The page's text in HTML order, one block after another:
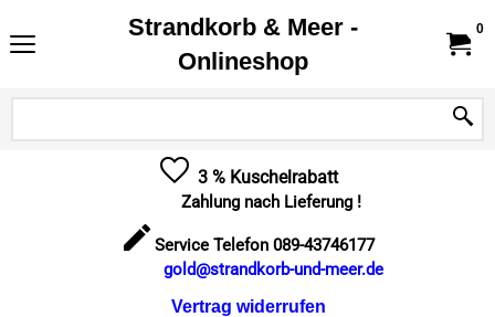
Strandkorb & Meer -
Onlineshop
0
3 % Kuschelrabatt
Zahlung nach Lieferung !
Service Telefon 089-43746177
gold@strandkorb-und-meer.de
Vertrag widerrufen